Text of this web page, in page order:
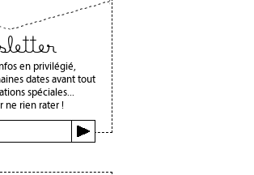
en privilégié,
dates avant tout
spéciales...
ne rien rater !